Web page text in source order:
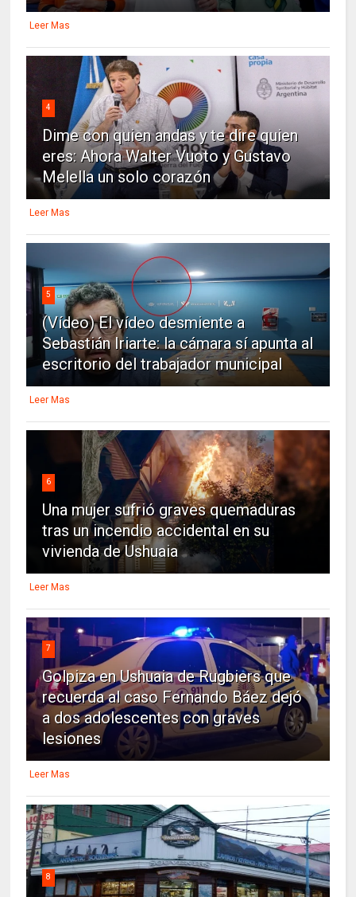
Leer Mas
4
Dime con quien andas y te dire quien
eres: Ahora Walter Vuoto y Gustavo
Melella un solo corazón
Leer Mas
5
(Vídeo) El vídeo desmiente a
Sebastián Iriarte: la cámara sí apunta al
escritorio del trabajador municipal
Leer Mas
6
Una mujer sufrió graves quemaduras
tras un incendio accidental en su
vivienda de Ushuaia
Leer Mas
7
Golpiza en Ushuaia de Rugbiers que
recuerda al caso Fernando Báez dejó
a dos adolescentes con graves
lesiones
Leer Mas
8